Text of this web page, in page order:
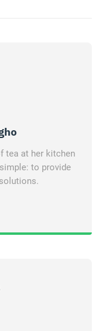
tea at her kitchen
to provide